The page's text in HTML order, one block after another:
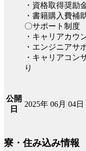
・資格取得奨励
・書籍購入費補
〇サポート制度
・キャリアカウ
・エンジニアサ
・キャリアコン
り
公開
日
2025年 06月 04日
寮・住み込み情報